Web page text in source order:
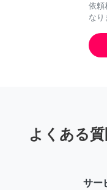
依頼
なり
よくある質
サー